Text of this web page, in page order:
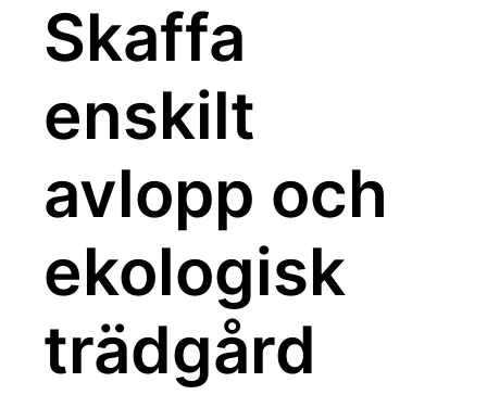
Skaffa
enskilt
avlopp och
ekologisk
trädgård